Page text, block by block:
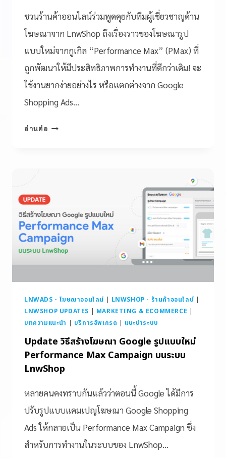
ชวนร้านค้าออนไลน์ร่วมพูดคุยกับทีมผู้เชี่ยวชาญด้าน
โฆษณาจาก LnwShop ถึงเรื่องราวของโฆษณารูป
แบบใหม่จากกูเกิล “Performance Max” (PMax) ที่
ถูกพัฒนาให้มีประสิทธิภาพการทำงานที่ดีกว่าเดิม! จะ
ใช้งานยากง่ายอย่างไร หรือแตกต่างจาก Google
Shopping Ads…
อ่านต่อ
LNWADS - โฆษณาออนไลน์ LNWSHOP - ร้านค้าออนไลน์
LNWSHOP UPDATES
MARKETING & ECOMMERCE
บทความแนะนำ
บริการอัพเกรด แนะนำระบบ
Update วิธีสร้างโฆษณา Google รูปแบบใหม่
Performance Max Campaign บนระบบ
LnwShop
หลายคนคงทราบกันแล้วว่าตอนนี้ Google ได้มีการ
ปรับรูปแบบแคมเปญโฆษณา Google Shopping
Ads ให้กลายเป็น Performance Max Campaign ซึ่ง
สำหรับการทำงานในระบบของ LnwShop…